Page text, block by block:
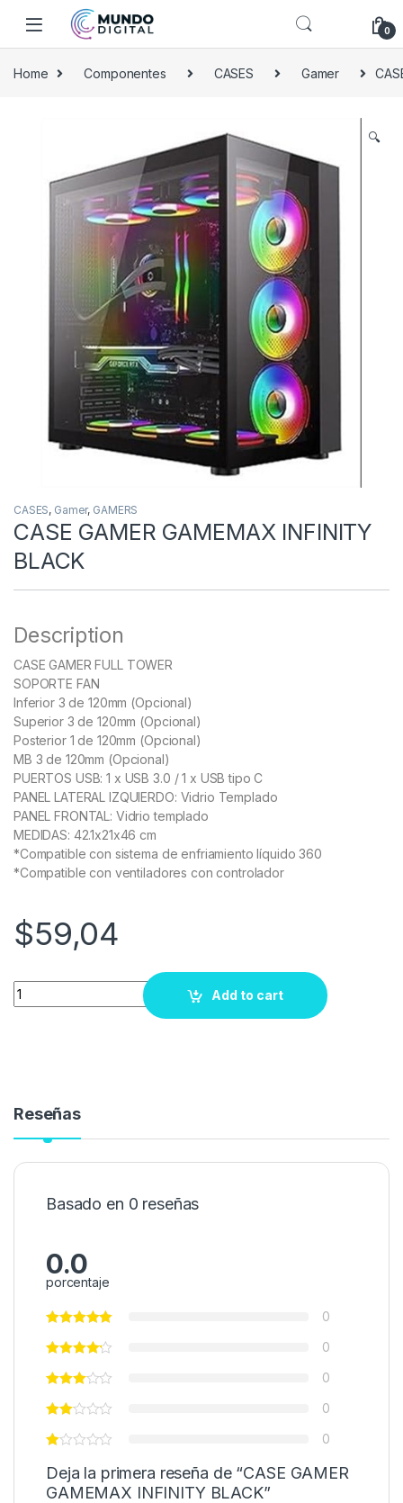
Skip to navigation
Skip to content
0
Home Componentes CASES Gamer
🔍
CASES, Gamer, GAMERS
CASE GAMER GAMEMAX INFINITY
BLACK
Description
CASE GAMER FULL TOWER
SOPORTE FAN
Inferior 3 de 120mm (Opcional)
Superior 3 de 120mm (Opcional)
Posterior 1 de 120mm (Opcional)
MB 3 de 120mm (Opcional)
PUERTOS USB: 1 x USB 3.0 / 1 x USB tipo C
PANEL LATERAL IZQUIERDO: Vidrio Templado
PANEL FRONTAL: Vidrio templado
MEDIDAS: 42.1x21x46 cm
*Compatible con sistema de enfriamiento líquido 360
*Compatible con ventiladores con controlador
$59,04
Quantity
Add to cart
Reseñas
Basado en 0 reseñas
0.0
porcentaje
0
0
0
0
0
Deja la primera reseña de “CASE GAMER
GAMEMAX INFINITY BLACK”